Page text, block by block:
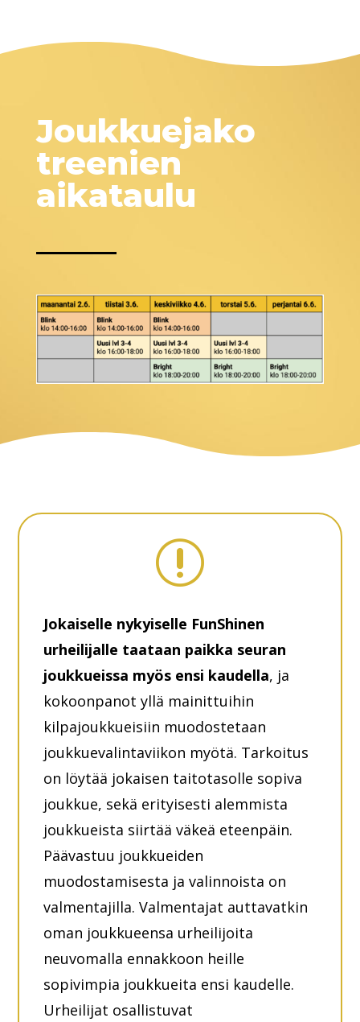
Joukkuejako
treenien
aikataulu
r
Jokaiselle nykyiselle FunShinen
urheilijalle taataan paikka seuran
joukkueissa myös ensi kaudella, ja
kokoonpanot yllä mainittuihin
kilpajoukkueisiin muodostetaan
joukkuevalintaviikon myötä. Tarkoitus
on löytää jokaisen taitotasolle sopiva
joukkue, sekä erityisesti alemmista
joukkueista siirtää väkeä eteenpäin.
Päävastuu joukkueiden
muodostamisesta ja valinnoista on
valmentajilla. Valmentajat auttavatkin
oman joukkueensa urheilijoita
neuvomalla ennakkoon heille
sopivimpia joukkueita ensi kaudelle.
Urheilijat osallistuvat